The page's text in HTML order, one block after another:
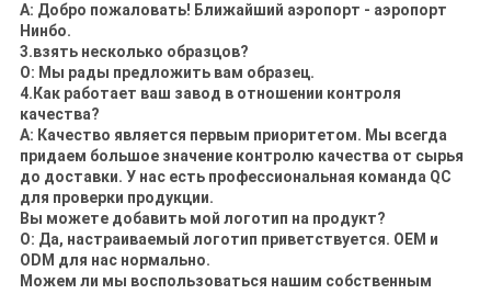
А: Добро пожаловать! Ближайший аэропорт - аэропорт
Нинбо.
3.взять несколько образцов?
О: Мы рады предложить вам образец.
4.Как работает ваш завод в отношении контроля
качества?
A: Качество является первым приоритетом. Мы всегда
придаем большое значение контролю качества от сырья
до доставки. У нас есть профессиональная команда QC
для проверки продукции.
Вы можете добавить мой логотип на продукт?
О: Да, настраиваемый логотип приветствуется. OEM и
ODM для нас нормально.
Можем ли мы воспользоваться нашим собственным